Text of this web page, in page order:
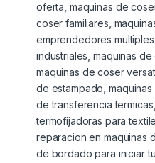
oferta maquinas de
coser familiares
emprendedores multiples
industriales ,maquinas
maquinas de coser
de estampado ,
de transferencia termicas
termofijadoras para
reparacion en maquinas
de bordado para iniciar